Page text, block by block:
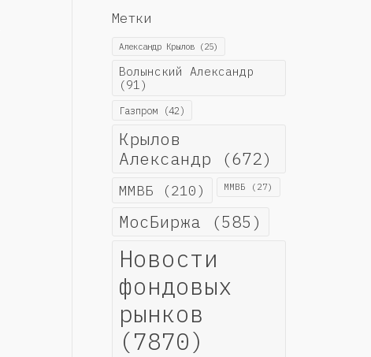
Метки
Александр Крылов(25)
Волынский Александр
(91)
Газпром(42)
Крылов
Александр (672)
ММВБ (210) ММВБ (27)
МосБиржа (585)
Новости
фондовых
рынков
(7870)